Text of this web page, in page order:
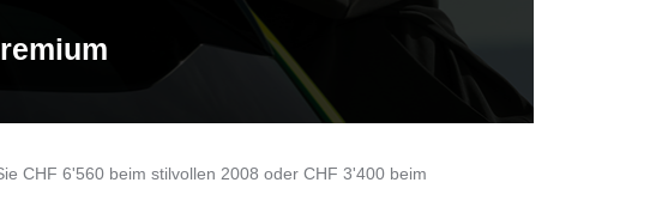
CHF 6'560 beim stilvollen 2008 oder CHF 3'400 beim